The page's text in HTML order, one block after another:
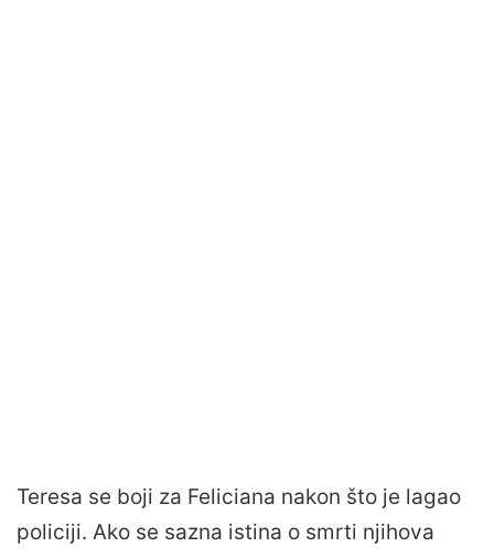
Teresa se boji za Feliciana nakon što je lagao
policiji. Ako se sazna istina o smrti njihova